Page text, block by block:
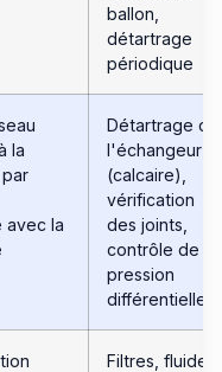
ballon,
détartrage
périodique
la
avec la
Détartrage de
l'échangeur
(calcaire),
vérification
des joints,
contrôle de la
pression
différentielle
Filtres, fluide